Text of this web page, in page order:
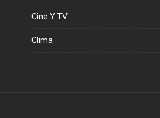
Cine Y TV
Clima